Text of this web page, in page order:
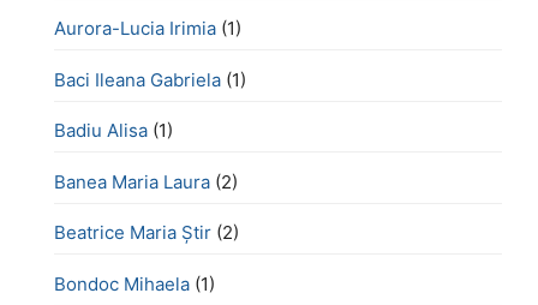
Aurora-Lucia Irimia (1)
Baci Ileana Gabriela (1)
Badiu Alisa (1)
Banea Maria Laura (2)
Beatrice Maria Știr (2)
Bondoc Mihaela (1)